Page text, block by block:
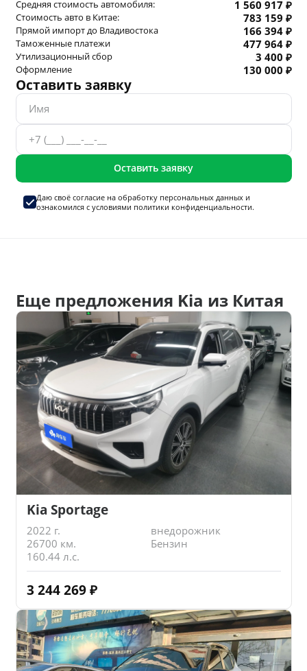
Средняя стоимость автомобиля: 1 560 917 ₽
Стоимость авто в Китае: 783 159 ₽
Прямой импорт до Владивостока 166 394 ₽
Таможенные платежи 477 964 ₽
Утилизационный сбор 3 400 ₽
Оформление 130 000 ₽
Оставить заявку
Оставить заявку
Даю своё согласие на обработку персональных данныхи
ознакомился с условиями политики конфиденциальности.
Еще предложения Kia из Китая
Kia Sportage
2022 г.
внедорожник
26700 км.
Бензин
160.44 л.с.
3 244 269 ₽